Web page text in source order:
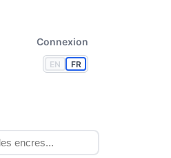
EN FR
Connexion